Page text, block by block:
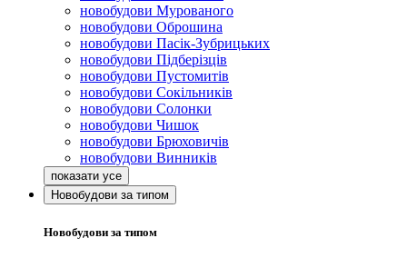
новобудови Мурованого
новобудови Оброшина
новобудови Пасік-Зубрицьких
новобудови Підберізців
новобудови Пустомитів
новобудови Сокільників
новобудови Солонки
новобудови Чишок
новобудови Брюховичів
новобудови Винників
Новобудови за типом
Новобудови за типом